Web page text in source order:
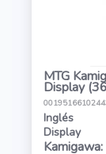
MTG
Display
Inglés
Display